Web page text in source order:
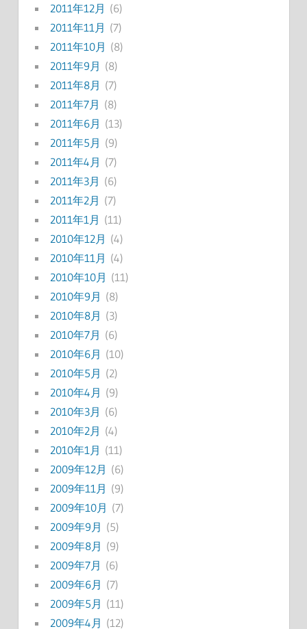
2011年12月 (6)
2011年11月 (7)
2011年10月 (8)
2011年9月 (8)
2011年8月 (7)
2011年7月 (8)
2011年6月 (13)
2011年5月 (9)
2011年4月 (7)
2011年3月 (6)
2011年2月 (7)
2011年1月 (11)
2010年12月 (4)
2010年11月 (4)
2010年10月 (11)
2010年9月 (8)
2010年8月 (3)
2010年7月 (6)
2010年6月 (10)
2010年5月 (2)
2010年4月 (9)
2010年3月 (6)
2010年2月 (4)
2010年1月 (11)
2009年12月 (6)
2009年11月 (9)
2009年10月 (7)
2009年9月 (5)
2009年8月 (9)
2009年7月 (6)
2009年6月 (7)
2009年5月 (11)
2009年4月 (12)